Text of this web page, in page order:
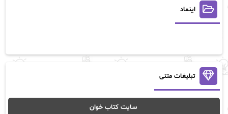
آسیه احمدی
آن ماری سلینکو آنا تاد
آنالیا
آوا موسوی آیدا (Aixi)
اینماد
تبلیغات متنی
سایت کتاب خوان